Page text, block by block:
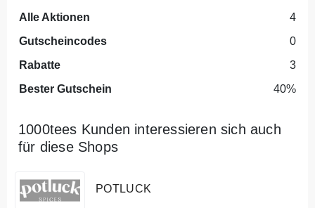
Alle Aktionen
4
Gutscheincodes
0
Rabatte
3
Bester Gutschein
40%
1000tees Kunden interessieren sich auch
für diese Shops
POTLUCK